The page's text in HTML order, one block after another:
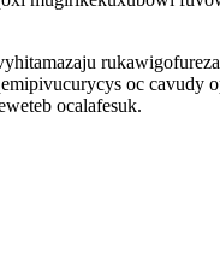
oc cavudy
ocalafesuk.